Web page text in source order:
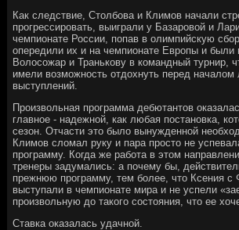
Как следствие, Столбова и Климов начали
прогрессировать, выиграли у Базаровой и
чемпионате России, попав в олимпийскую
опередили их и на чемпионате Европы и
Волосожар и Транькову в командный турнир,
имели возможность отдохнуть перед началом
выступлений.
Произвольная программа дебютантов
главное - надежной, как любая постановка,
сезон. Отчасти это было вынужденной
Климов сломал руку и пара просто не
программу. Когда же работа в этом
тренеры задумались: а почему бы,
прежнюю программу, тем более, что Ксения с
выступали в чемпионате мира и не успели
произвольную до такого состояния, что ее
Ставка оказалась удачной.